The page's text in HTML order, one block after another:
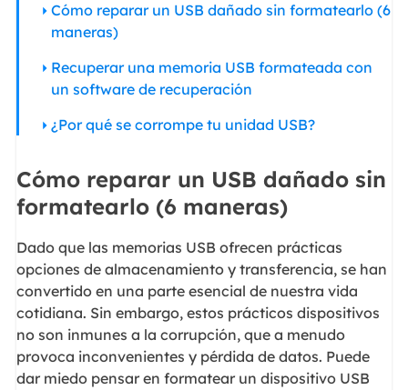
Cómo reparar un USB dañado sin formatearlo (6
maneras)
Recuperar una memoria USB formateada con
un software de recuperación
¿Por qué se corrompe tu unidad USB?
Cómo reparar un USB dañado sin
formatearlo (6 maneras)
Dado que las memorias USB ofrecen prácticas
opciones de almacenamiento y transferencia, se han
convertido en una parte esencial de nuestra vida
cotidiana. Sin embargo, estos prácticos dispositivos
no son inmunes a la corrupción, que a menudo
provoca inconvenientes y pérdida de datos. Puede
dar miedo pensar en formatear un dispositivo USB